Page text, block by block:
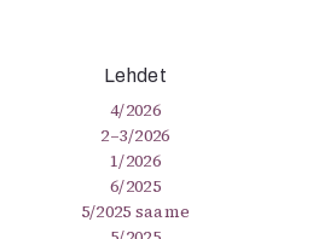
Lehdet
4/2026
2–3/2026
1/2026
6/2025
5/2025 saame